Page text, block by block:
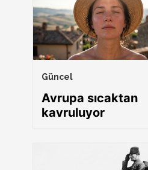
Güncel
Avrupa sıcaktan
kavruluyor